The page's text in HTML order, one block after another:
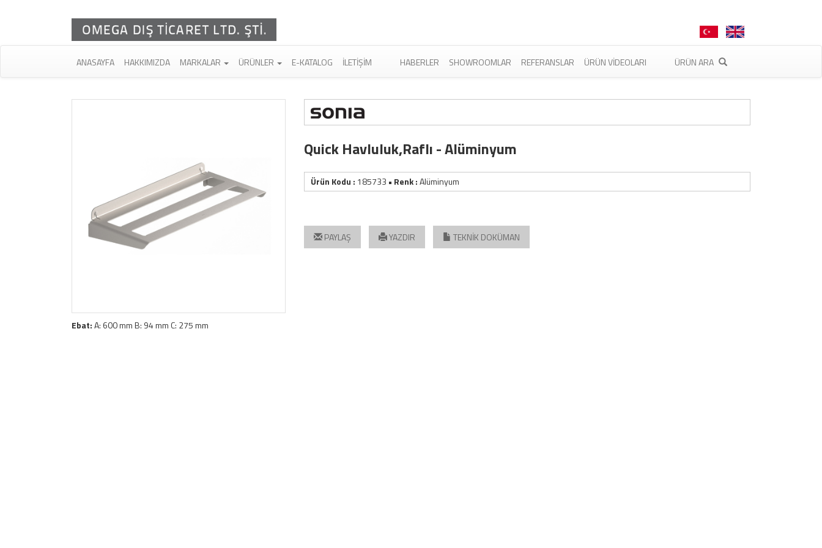
ANASAYFA HAKKIMIZDA MARKALAR ÜRÜNLER E-KATALOG İLETIŞIM HABERLER SHOWROOMLAR REFERANSLAR ÜRÜN VIDEOLARI ÜRÜN ARA
Ebat:A: 600 mm B: 94 mm C: 275 mm
Quick Havluluk,Raflı - Alüminyum
Ürün Kodu : 185733 • Renk :Alüminyum
PAYLAŞ YAZDIR TEKNİK DOKÜMAN